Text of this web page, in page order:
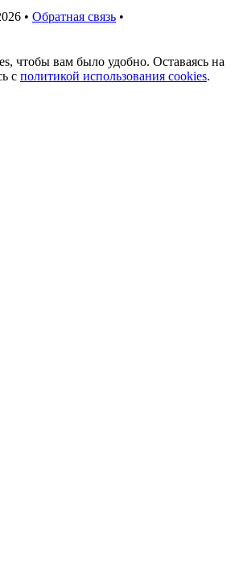
• Обратная связь •
чтобы вам было удобно. Оставаясь на
с политикой использования cookies.